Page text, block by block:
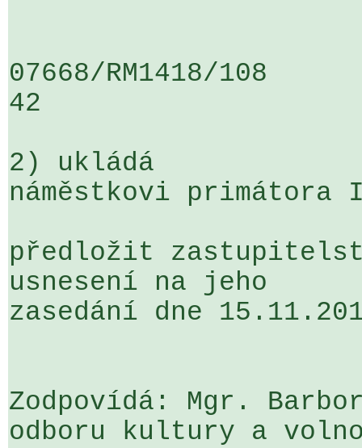
07668/RM1418/
42
2) ukládá
náměstkovi primátora
předložit
usnesení na jeho
zasedání dne
Zodpovídá: Mgr.
odboru kultury a